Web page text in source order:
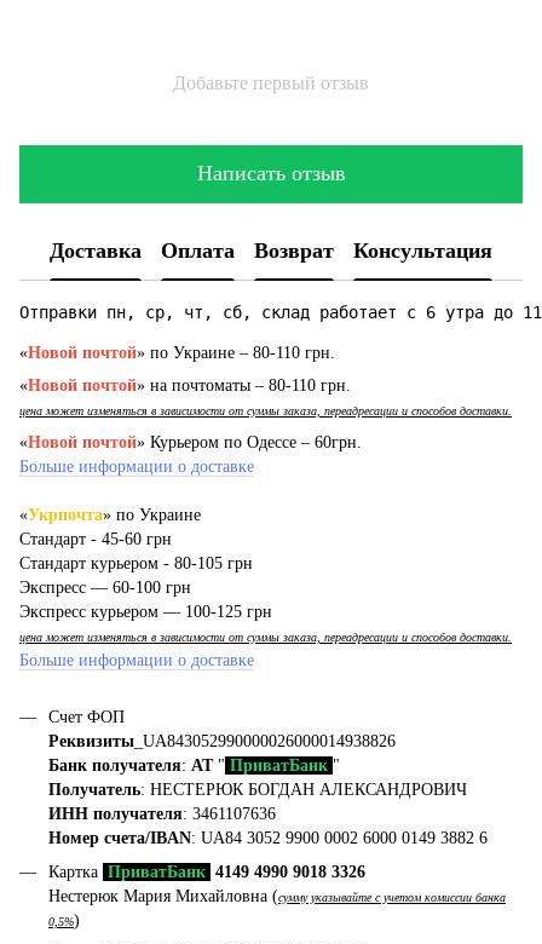
Добавьте первый отзыв
Написать отзыв
Доставка Оплата Возврат Консультация
Отправки пн, ср, чт, сб, склад работает с 6 утра до
«Новой почтой» по Украине – 80-110 грн.
«Новой почтой» на почтоматы – 80-110 грн.
цена может изменяться в зависимости от суммы заказа, переадресации и способов доставки.
«Новой почтой» Курьером по Одессе – 60грн.
Больше информации о доставке
«Укрпочта» по Украине
Стандарт - 45-60 грн
Стандарт курьером - 80-105 грн
Экспресс — 60-100 грн
Экспресс курьером — 100-125 грн
цена может изменяться в зависимости от суммы заказа, переадресации и способов доставки.
Больше информации о доставке
Счет ФОП
Реквизиты _UA843052990000026000014938826
Банк получателя: АТ" ПриватБанк "
Получатель: НЕСТЕРЮК БОГДАН АЛЕКСАНДРОВИЧ
ИНН получателя: 3461107636
Номер счета/IBAN: UA84 3052 9900 0002 6000 0149 3882 6
Картка ПриватБанк 4149 4990 9018 3326
Нестерюк Мария Михайловна (сумму указывайте с учетом комиссии банка
0,5%)